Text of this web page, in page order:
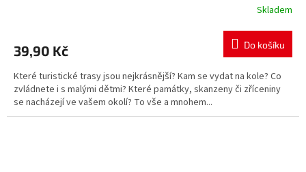
Skladem
39,90 Kč Do košíku
Které turistické trasy jsou nejkrásnější? Kam se vydat na kole? Co
zvládnete i s malými dětmi? Které památky, skanzeny či zříceniny
se nacházejí ve vašem okolí? To vše a mnohem...